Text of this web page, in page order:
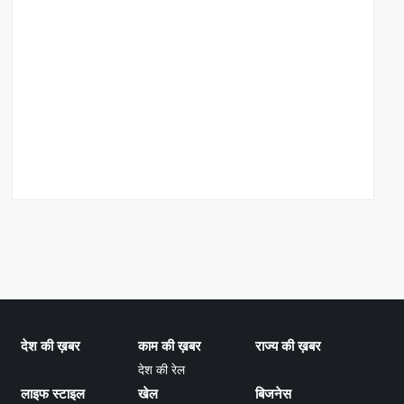
देश की ख़बर काम की ख़बर
देश की रेल
राज्य की ख़बर
लाइफ स्टाइल खेल बिजनेस